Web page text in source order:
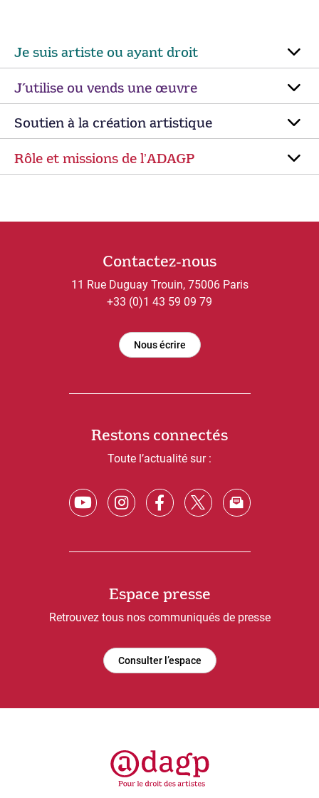
Je suis artiste ou ayant droit
J’utilise ou vends une œuvre
Soutien à la création artistique
Rôle et missions de lʼADAGP
Contactez-nous
11 Rue Duguay Trouin, 75006 Paris
+33 (0)1 43 59 09 79
Nous écrire
Restons connectés
Toute l’actualité sur :
Espace presse
Retrouvez tous nos communiqués de presse
Consulter l’espace